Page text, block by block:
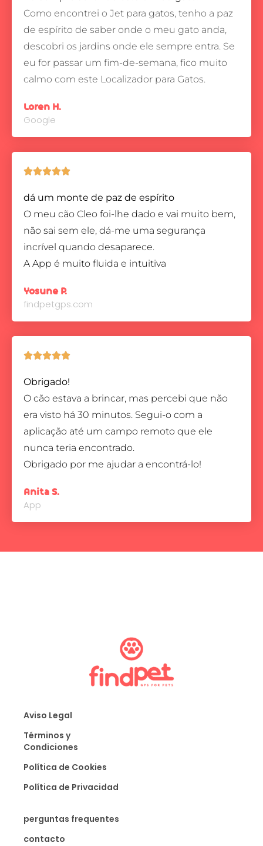
Como encontrei o Jet para gatos, tenho a paz
de espírito de saber onde o meu gato anda,
descobri os jardins onde ele sempre entra. Se
eu for passar um fim-de-semana, fico muito
calmo com este Localizador para Gatos.
Loren H.
Google

dá um monte de paz de espírito
O meu cão Cleo foi-lhe dado e vai muito bem,
não sai sem ele, dá-me uma segurança
incrível quando desaparece.
A App é muito fluida e intuitiva
Yosune P.
findpetgps.com

Obrigado!
O cão estava a brincar, mas percebi que não
era visto há 30 minutos. Segui-o com a
aplicação até um campo remoto que ele
nunca teria encontrado.
Obrigado por me ajudar a encontrá-lo!
Anita S.
App
Aviso Legal
Términos y
Condiciones
Política de Cookies
Política de Privacidad
perguntas frequentes
contacto